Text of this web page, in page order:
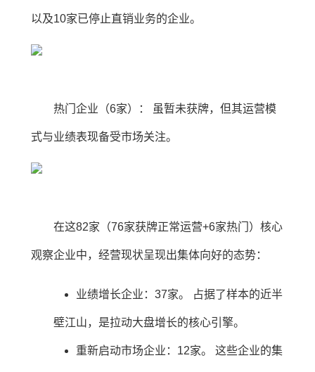
以及10家已停止直销业务的企业。
热门企业（6家）： 虽暂未获牌，但其运营模
式与业绩表现备受市场关注。
在这82家（76家获牌正常运营+6家热门）核心
观察企业中，经营现状呈现出集体向好的态势：
业绩增长企业：37家。 占据了样本的近半
壁江山，是拉动大盘增长的核心引擎。
重新启动市场企业：12家。 这些企业的集